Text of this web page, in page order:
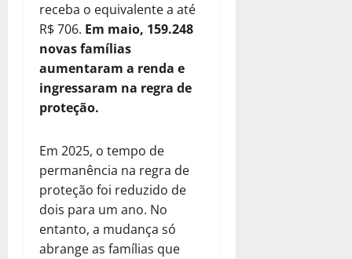
receba o equivalente a até
R$ 706. Em maio, 159.248
novas famílias
aumentaram a renda e
ingressaram na regra de
proteção.
Em 2025, o tempo de
permanência na regra de
proteção foi reduzido de
dois para um ano. No
entanto, a mudança só
abrange as famílias que